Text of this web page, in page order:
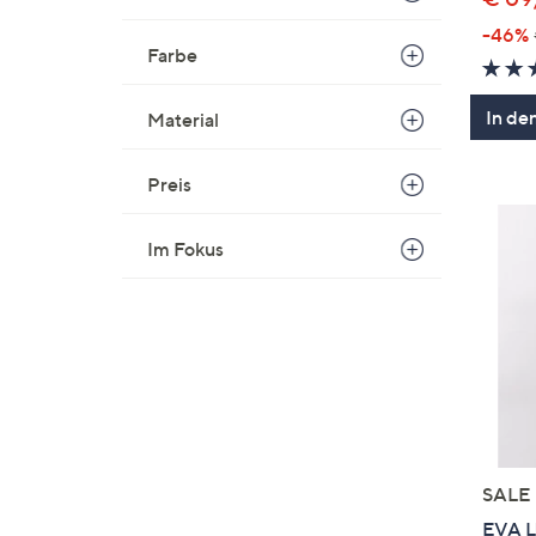
Farbe
Material
Preis
Im Fokus
-46%
In
SALE
EVA